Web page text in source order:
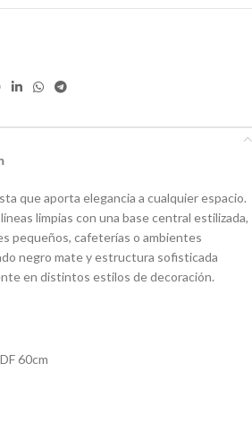
que aporta elegancia a cualquier espacio.
limpias con una base central estilizada,
pequeños, cafeterías o ambientes
negro mate y estructura sofisticada
en distintos estilos de decoración.
60cm